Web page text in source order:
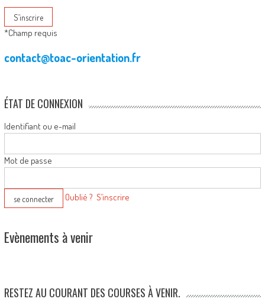
*Champ requis
contact@toac-orientation.fr
ÉTAT DE CONNEXION
Identifiant ou e-mail
Mot de passe
Oublié ? S’inscrire
Evènements à venir
RESTEZ AU COURANT DES COURSES À VENIR.